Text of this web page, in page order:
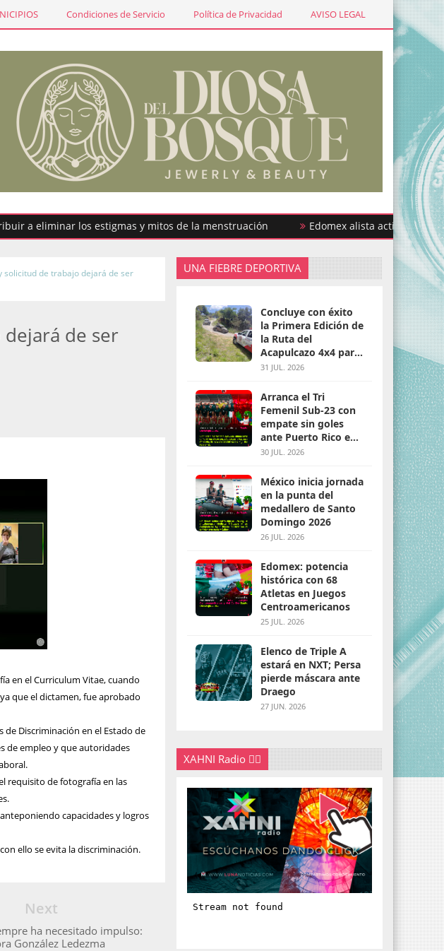
Condiciones de Servicio Política de Privacidad AVISO LEGAL
eliminar los estigmas y mitos de la menstruación Edomex alista actividades por la
solicitud de trabajo dejará de ser
dejará de ser
en el Curriculum Vitae, cuando
que el dictamen, fue aprobado
de Discriminación en el Estado de
de empleo y que autoridades
requisito de fotografía en las
capacidades y logros
ello se evita la discriminación.
Next
ha necesitado impulso:
González Ledezma
UNA FIEBRE DEPORTIVA
Concluye con éxito
la Primera Edición de
la Ruta del
Acapulcazo 4x4 para
parejas
31 JUL. 2026
Arranca el Tri
Femenil Sub-23 con
empate sin goles
ante Puerto Rico en
Santo Domingo 2026
30 JUL. 2026
México inicia jornada
en la punta del
medallero de Santo
Domingo 2026
26 JUL. 2026
Edomex: potencia
histórica con 68
Atletas en Juegos
Centroamericanos
25 JUL. 2026
Elenco de Triple A
estará en NXT; Persa
pierde máscara ante
Draego
27 JUN. 2026
XAHNI Radio 👇🏽